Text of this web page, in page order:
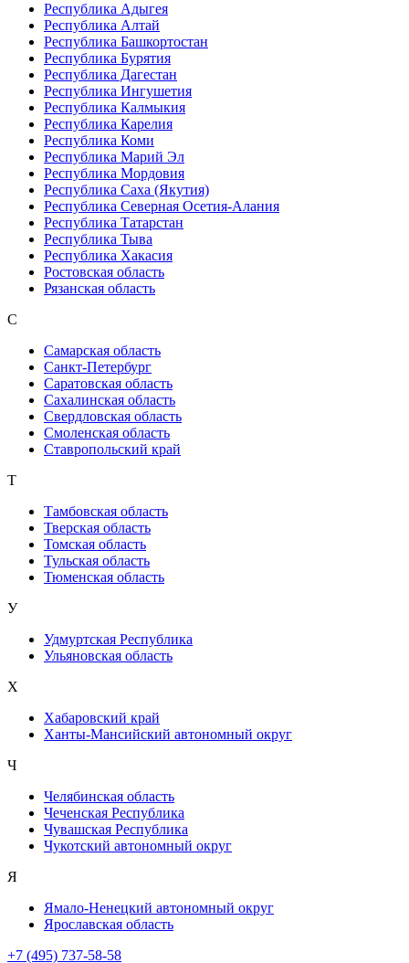
Республика Адыгея
Республика Алтай
Республика Башкортостан
Республика Бурятия
Республика Дагестан
Республика Ингушетия
Республика Калмыкия
Республика Карелия
Республика Коми
Республика Марий Эл
Республика Мордовия
Республика Саха (Якутия)
Республика Северная Осетия-Алания
Республика Татарстан
Республика Тыва
Республика Хакасия
Ростовская область
Рязанская область
С
Самарская область
Санкт-Петербург
Саратовская область
Сахалинская область
Свердловская область
Смоленская область
Ставропольский край
Т
Тамбовская область
Тверская область
Томская область
Тульская область
Тюменская область
У
Удмуртская Республика
Ульяновская область
Х
Хабаровский край
Ханты-Мансийский автономный округ
Ч
Челябинская область
Чеченская Республика
Чувашская Республика
Чукотский автономный округ
Я
Ямало-Ненецкий автономный округ
Ярославская область
+7 (495) 737-58-58